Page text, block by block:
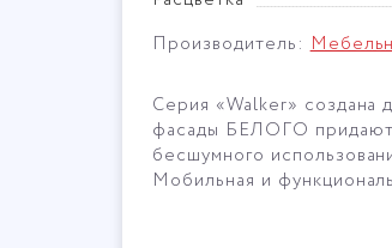
Производитель:
Серия «Walker»
фасады БЕЛОГО придают
бесшумного
Мобильная и